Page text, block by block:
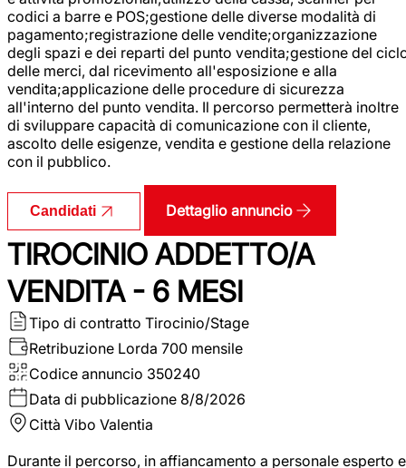
codici a barre e POS;gestione delle diverse modalità di
pagamento;registrazione delle vendite;organizzazione
degli spazi e dei reparti del punto vendita;gestione del
delle merci, dal ricevimento all'esposizione e alla
vendita;applicazione delle procedure di sicurezza
all'interno del punto vendita. Il percorso permetterà inoltre
di sviluppare capacità di comunicazione con il cliente,
ascolto delle esigenze, vendita e gestione della relazione
con il pubblico.
Candidati Dettaglio annuncio
TIROCINIO ADDETTO/A
VENDITA - 6 MESI
Tipo di contratto Tirocinio/Stage
Retribuzione Lorda 700 mensile
Codice annuncio 350240
Data di pubblicazione 8/8/2026
Città Vibo Valentia
Durante il percorso, in affiancamento a personale esperto e